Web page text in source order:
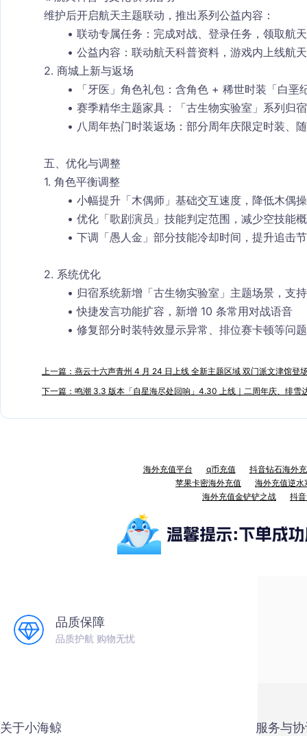
维护后开启航天主题联动，推出系列公益内容：
联动专属任务：完成对战、登录任务，领取航
公益内容：联动航天科普资料，游戏内上线航
2. 商城上新与返场
「牙医」角色礼包：含角色 + 稀世时装「白
赛季精华主题家具：「古生物实验室」系列归
八周年热门时装返场：部分周年庆限定时装、
五、优化与调整
1. 角色平衡调整
小幅提升「木偶师」基础交互速度，降低木偶
优化「歌剧演员」技能判定范围，减少空技能
下调「愚人金」部分技能冷却时间，提升追击
2. 系统优化
归宿系统新增「古生物实验室」主题场景，支
快捷发言功能扩容，新增 10 条常用对战语音
修复部分时装特效显示异常、排位赛卡顿等问题
上一篇：燕云十六声青州 4 月 24 日上线 全新主题区域 双门派文津馆登
下一篇：鸣潮 3.3 版本「自星海尽处回响」4.30 上线｜二周年庆、绯雪
海外充值平台 q币充值
抖音钻石海外
苹果卡密海外充值
海外充值逆水
海外充值金铲铲之战
抖
品质保障
品质护航 购物无忧
关于小海鲸 服务与